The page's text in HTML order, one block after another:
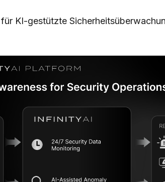
KI-gestützte